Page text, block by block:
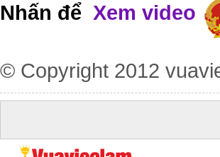
Nhấn để Xem video
© Copyright 2012